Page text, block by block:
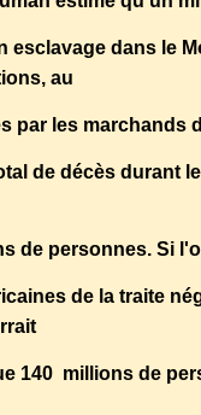
esclavage dans le
au
par les
de décès durant
de personnes. Si
de la traite
140 millions de